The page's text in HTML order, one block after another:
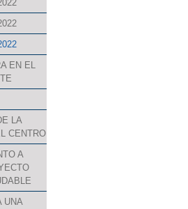
EN EL
LA
CENTRO
A
UNA